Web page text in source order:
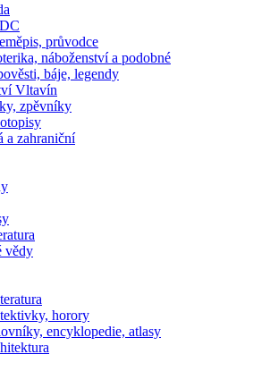
průvodce
náboženství a podobné
báje, legendy
Vltavín
zpěvníky
a zahraniční
vědy
horory
encyklopedie, atlasy